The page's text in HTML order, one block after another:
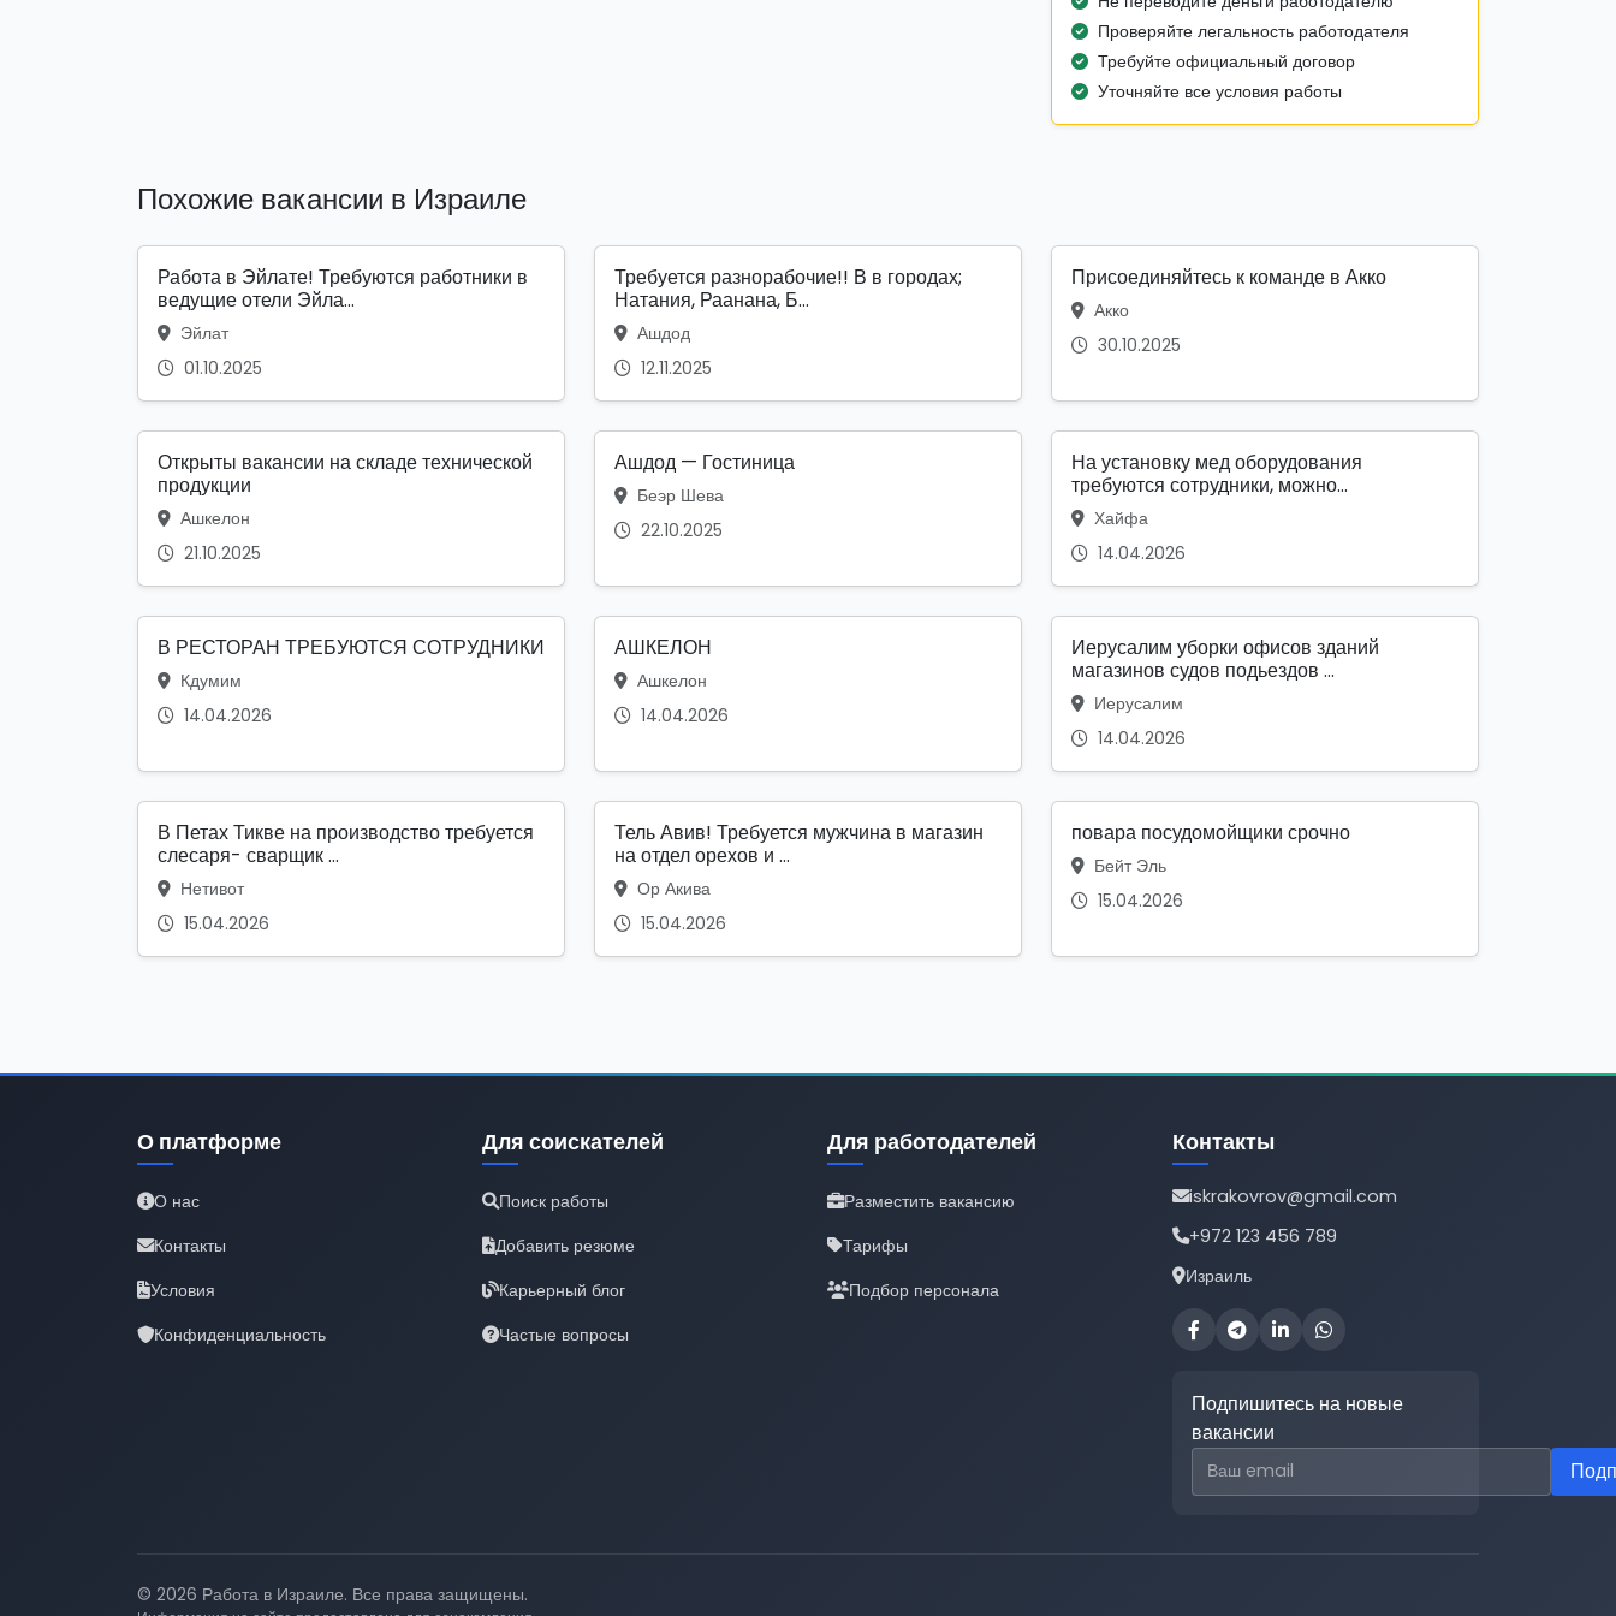
Проверяйте легальность работодателя
Требуйте официальный договор
Уточняйте все условия работы
Похожие вакансии в Израиле
Работа в Эйлате! Требуются работники в
ведущие отели Эйла...
Эйлат
01.10.2025
Требуется разнорабочие!! В в городах;
Натания, Раанана, Б...
Ашдод
12.11.2025
Присоединяйтесь к команде в Акко
Акко
30.10.2025
Открыты вакансии на складе технической
продукции
Ашкелон
21.10.2025
Ашдод — Гостиница
Беэр Шева
22.10.2025
На установку мед оборудования
требуются сотрудники, можно...
Хайфа
14.04.2026
В РЕСТОРАН ТРЕБУЮТСЯ СОТРУДНИКИ
Кдумим
14.04.2026
АШКЕЛОН
Ашкелон
14.04.2026
Иерусалим уборки офисов зданий
магазинов судов подьездов ...
Иерусалим
14.04.2026
В Петах Тикве на производство требуется
слесаря- сварщик ...
Нетивот
15.04.2026
Тель Авив! Требуется мужчина в магазин
на отдел орехов и ...
Ор Акива
15.04.2026
повара посудомойщики срочно
Бейт Эль
15.04.2026
О платформе
О нас
Контакты
Условия
Конфиденциальность
Для соискателей
Поиск работы
Добавить резюме
Карьерный блог
Частые вопросы
Для работодателей
Разместить вакансию
Тарифы
Подбор персонала
Контакты
iskrakovrov@gmail.com
+972 123 456 789
Израиль
Подпишитесь на новые
вакансии
Email для подписки
© 2026 Работа в Израиле. Все права защищены.